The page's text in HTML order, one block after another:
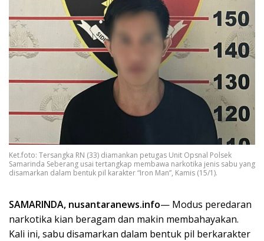
Ket.foto: Tersangka RN (33) diamankan petugas Unit Opsnal Polsek
Samarinda Seberang usai tertangkap membawa narkotika jenis sabu yang
disamarkan dalam bentuk pil karakter “Iron Man”, Kamis (15/1).
SAMARINDA, nusantaranews.info— Modus peredaran
narkotika kian beragam dan makin membahayakan.
Kali ini, sabu disamarkan dalam bentuk pil berkarakter